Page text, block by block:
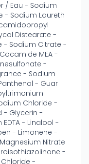
/ Eau - Sodium
- Sodium Laureth
Distearate -
- Sodium Citrate -
MEA -
-
- Sodium
- Guar
Chloride -
- Glycerin -
- Linalool -
- Limonene -
Nitrate
-
-